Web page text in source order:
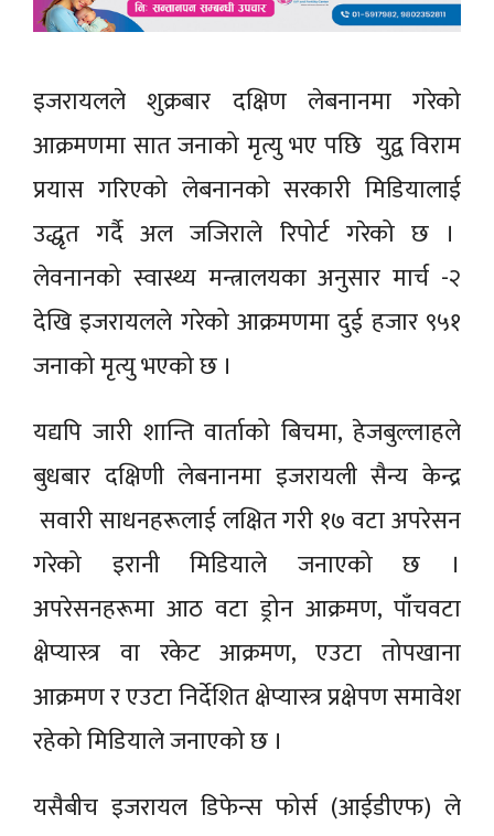
इजरायलले शुक्रबार दक्षिण लेबनानमा गरेको
आक्रमणमा सात जनाको मृत्यु भए पछि युद्व विराम
प्रयास गरिएको लेबनानको सरकारी मिडियालाई
उद्धृत गर्दै अल जजिराले रिपोर्ट गरेको छ ।
लेवनानको स्वास्थ्य मन्त्रालयका अनुसार मार्च -२
देखि इजरायलले गरेको आक्रमणमा दुई हजार ९५१
जनाको मृत्यु भएको छ ।
यद्यपि जारी शान्ति वार्ताको बिचमा, हेजबुल्लाहले
बुधबार दक्षिणी लेबनानमा इजरायली सैन्य केन्द्र
सवारी साधनहरूलाई लक्षित गरी १७ वटा अपरेसन
गरेको इरानी मिडियाले जनाएको छ ।
अपरेसनहरूमा आठ वटा ड्रोन आक्रमण, पाँचवटा
क्षेप्यास्त्र वा रकेट आक्रमण, एउटा तोपखाना
आक्रमण र एउटा निर्देशित क्षेप्यास्त्र प्रक्षेपण समावेश
रहेको मिडियाले जनाएको छ ।
यसैबीच इजरायल डिफेन्स फोर्स (आईडीएफ) ले